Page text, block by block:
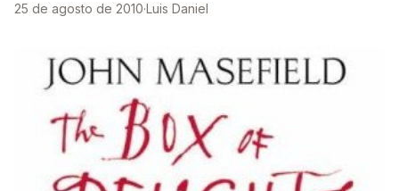
25 de agosto de 2010·Luis Daniel